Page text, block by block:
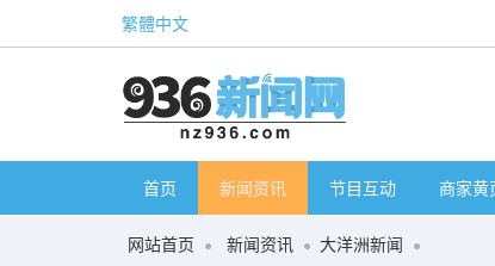
繁體中文
首页 新闻资讯 节目互动 商家黄
网站首页 新闻资讯 大洋洲新闻